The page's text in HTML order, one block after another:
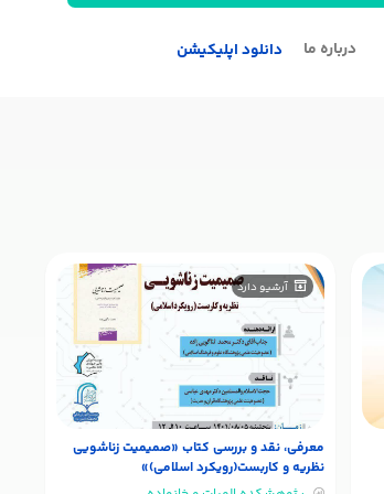
درباره ما دانلود اپلیکیشن
آرشیو دارد
معرفی، نقد و بررسی کتاب «صمیمیت زناشویی
نظریه و کاربست(رویکرد اسلامی)»